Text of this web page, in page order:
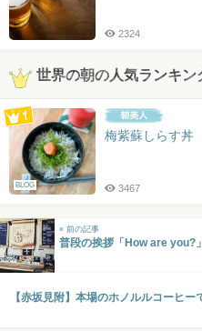
2324
世界の朝の人気ランキン
BLOG
梅紫蘇しらす丼
3467
« 前の記事
普段の挨拶「How are you?
【赤坂見附】本場のホノルルコーヒ